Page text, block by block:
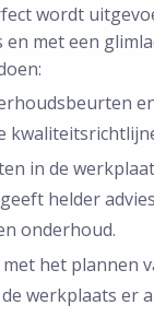
wordt
met een
in de
helder
onderhoud.
met het plannen
werkplaats er